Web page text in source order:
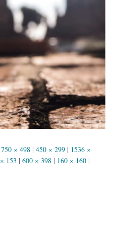
750 × 498 | 450 × 299 | 1536 ×
153 | 600 × 398 | 160 × 160 |